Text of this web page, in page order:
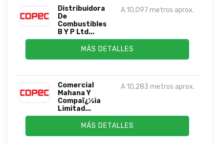
Distribuidora
De
Combustibles
B Y P Ltd...
A 10,097 metros aprox.
MÁS DETALLES
Comercial
Mahana Y
Compaï¿½ia
Limitad...
A 10,283 metros aprox.
MÁS DETALLES